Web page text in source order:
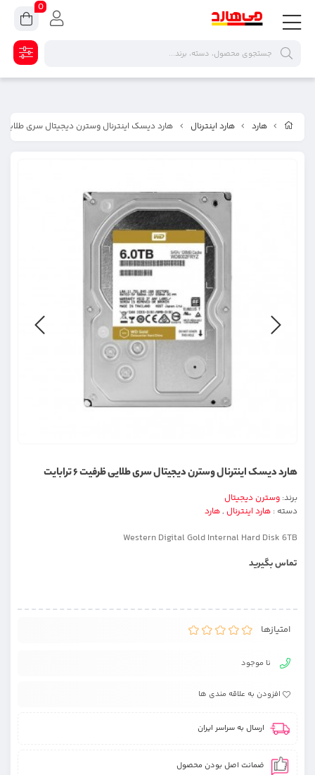
هارد هارد اینترنال هارد دیسک اینترنال وسترن دیجیتال سری طلایی ظرفیت
هارد دیسک اینترنال وسترن دیجیتال سری طلایی ظرفیت ۶ ترابایت
برند: وسترن دیجیتال
دسته : هارد اینترنال ,هارد
Western Digital Gold Internal Hard Disk 6TB
تماس بگیرید
امتیازها
نا موجود
افزودن به علاقه مندی ها
ارسال به سراسر ایران
ضمانت اصل بودن محصول
0